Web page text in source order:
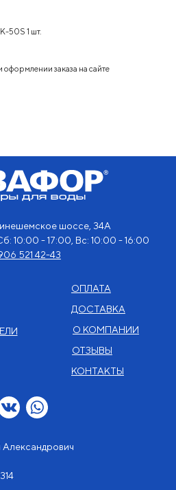
50S 1 шт.
оформлении заказа на сайте
шоссе, 34А
10:00 - 17:00, Вс: 10:00 - 16:00
521 42-43
О КОМПАНИИ
КОНТАКТЫ
ОПЛАТА
ДОСТАВКА
ОТЗЫВЫ